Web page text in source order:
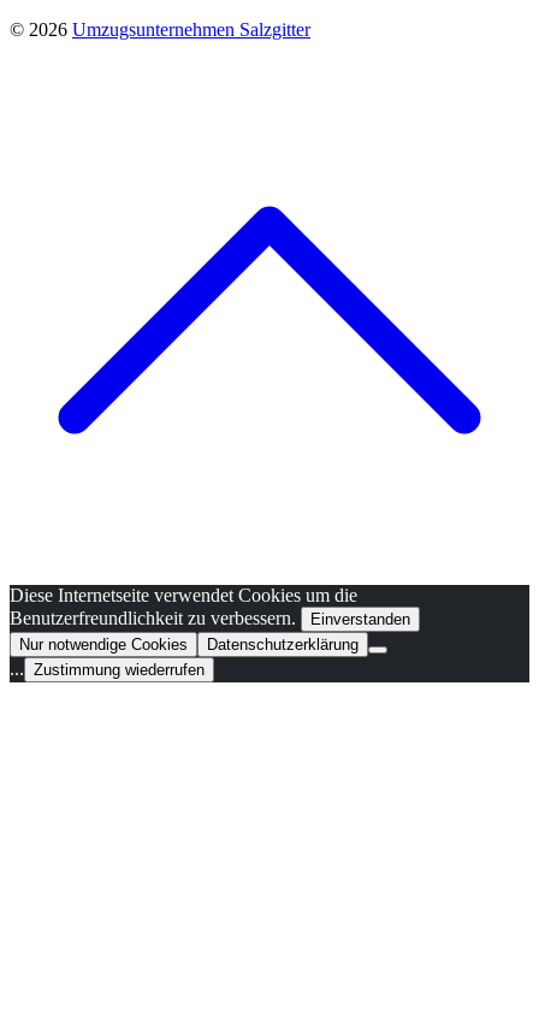
© 2026 Umzugsunternehmen Salzgitter
Diese Internetseite verwendet Cookies um die
Benutzerfreundlichkeit zu verbessern.
Einverstanden
Nur notwendige Cookies
Datenschutzerklärung
... Zustimmung wiederrufen